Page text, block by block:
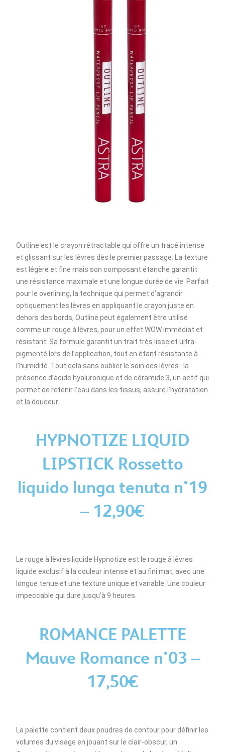
Outline est le crayon rétractable qui offre un tracé intense
et glissant sur les lèvres dès le premier passage. La texture
est légère et fine mais son composant étanche garantit
une résistance maximale et une longue durée de vie. Parfait
pour le overlining, la technique qui permet d’agrandir
optiquement les lèvres en appliquant le crayon juste en
dehors des bords, Outline peut également être utilisé
comme un rouge à lèvres, pour un effet WOW immédiat et
résistant. Sa formule garantit un trait très lisse et ultra-
pigmenté lors de l’application, tout en étant résistante à
l’humidité. Tout cela sans oublier le soin des lèvres : la
présence d’acide hyaluronique et de céramide 3, un actif qui
permet de retenir l’eau dans les tissus, assure l’hydratation
et la douceur.
HYPNOTIZE LIQUID
LIPSTICK Rossetto
liquido lunga tenuta n°19
– 12,90€
Le rouge à lèvres liquide Hypnotize est le rouge à lèvres
liquide exclusif à la couleur intense et au fini mat, avec une
longue tenue et une texture unique et variable. Une couleur
impeccable qui dure jusqu’à 9 heures.
ROMANCE PALETTE
Mauve Romance n°03 –
17,50€
La palette contient deux poudres de contour pour définir les
volumes du visage en jouant sur le clair-obscur, un